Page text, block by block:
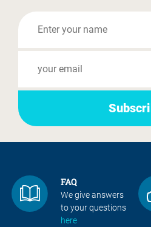
FAQ
We give answers
to your questions
here